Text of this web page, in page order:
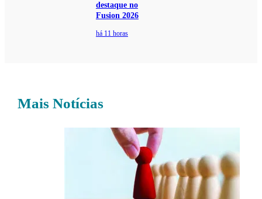
destaque no
Fusion 2026
há 11 horas
Mais Notícias